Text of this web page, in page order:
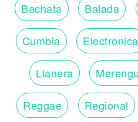
Bachata Balada
Cumbia Electronica
Llanera
Reggae Regional